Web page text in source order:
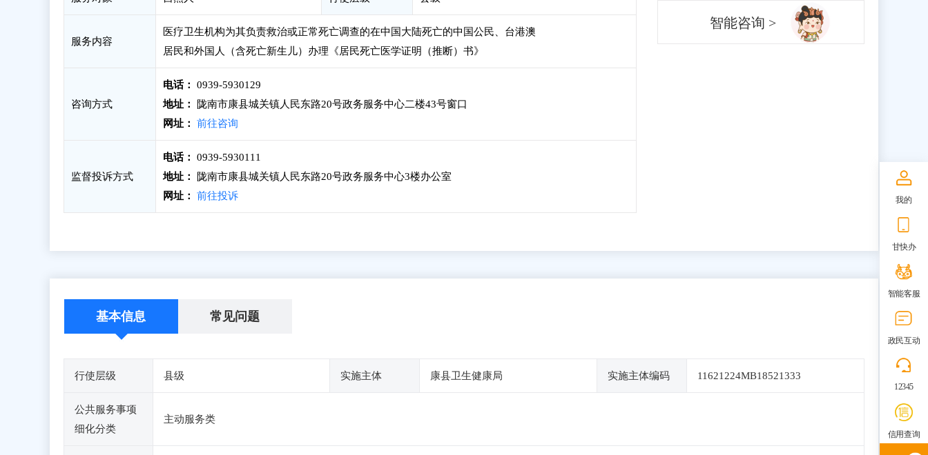
服务内容
医疗卫生机构为其负责救治或正常死亡调查的在中国大陆死亡的中国公民、台港澳
居民和外国人（含死亡新生儿）办理《居民死亡医学证明（推断）书》
咨询方式
电话：
0939-5930129
地址：
陇南市康县城关镇人民东路20号政务服务中心二楼43号窗口
网址：
前往咨询
监督投诉方式
电话：
0939-5930111
地址：
陇南市康县城关镇人民东路20号政务服务中心3楼办公室
网址：
前往投诉
智能咨询 >
基本信息 常见问题
行使层级 县级 实施主体 康县卫生健康局 实施主体编码 11621224MB18521333
公共服务事项
细化分类
主动服务类
我的
甘快办
智能客服
政民互动
12345
信用查询